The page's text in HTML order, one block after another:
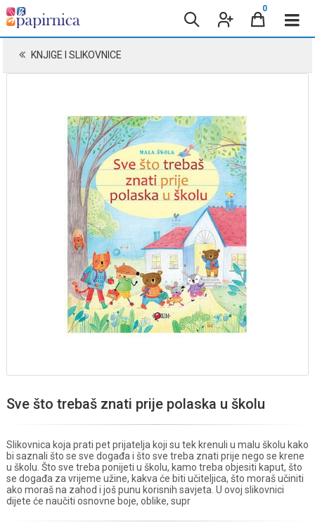
0
KNJIGE I SLIKOVNICE
Sve što trebaš znati prije polaska u školu
Slikovnica koja prati pet prijatelja koji su tek krenuli u malu školu kako
bi saznali što se sve događa i što sve treba znati prije nego se krene
u školu. Što sve treba ponijeti u školu, kamo treba objesiti kaput, što
se događa za vrijeme užine, kakva će biti učiteljica, što moraš učiniti
ako moraš na zahod i još punu korisnih savjeta. U ovoj slikovnici
dijete će naučiti osnovne boje, oblike, supr